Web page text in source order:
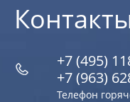
+7 (495)
+7 (963)
Телефон